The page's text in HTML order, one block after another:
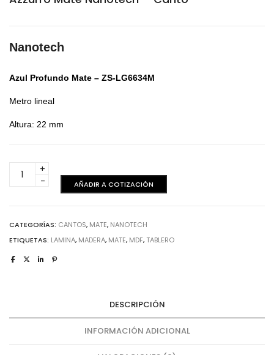
Nanotech
Azul Profundo Mate – ZS-LG6634M
Metro lineal
Altura: 22 mm
Azzurro
Mate
AÑADIR A COTIZACIÓN
CATEGORÍAS: CANTOS, MATE, NANOTECH
ETIQUETAS: LAMINA, MADERA, MATE, MDF, TABLERO
DESCRIPCIÓN
INFORMACIÓN ADICIONAL